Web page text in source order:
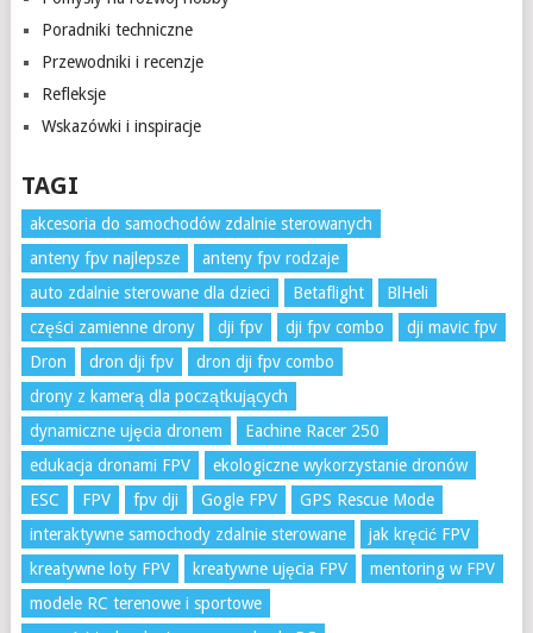
Poradniki techniczne
Przewodniki i recenzje
Refleksje
Wskazówki i inspiracje
TAGI
akcesoria do samochodów zdalnie sterowanych
anteny fpv najlepsze
anteny fpv rodzaje
auto zdalnie sterowane dla dzieci
Betaflight
BlHeli
części zamienne drony
dji fpv dji fpv combo
dji mavic fpv
Dron
dron dji fpv
dron dji fpv combo
drony z kamerą dla początkujących
dynamiczne ujęcia dronem
Eachine Racer 250
edukacja dronami FPV
ekologiczne wykorzystanie dronów
ESC
FPV fpv dji Gogle FPV
GPS Rescue Mode
interaktywne samochody zdalnie sterowane
jak kręcić FPV
kreatywne loty FPV
kreatywne ujęcia FPV
mentoring w FPV
modele RC terenowe i sportowe